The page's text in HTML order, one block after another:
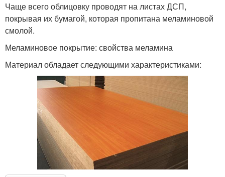
Чаще всего облицовку проводят на листах ДСП,
покрывая их бумагой, которая пропитана меламиновой
смолой.
Меламиновое покрытие: свойства меламина
Материал обладает следующими характеристиками: